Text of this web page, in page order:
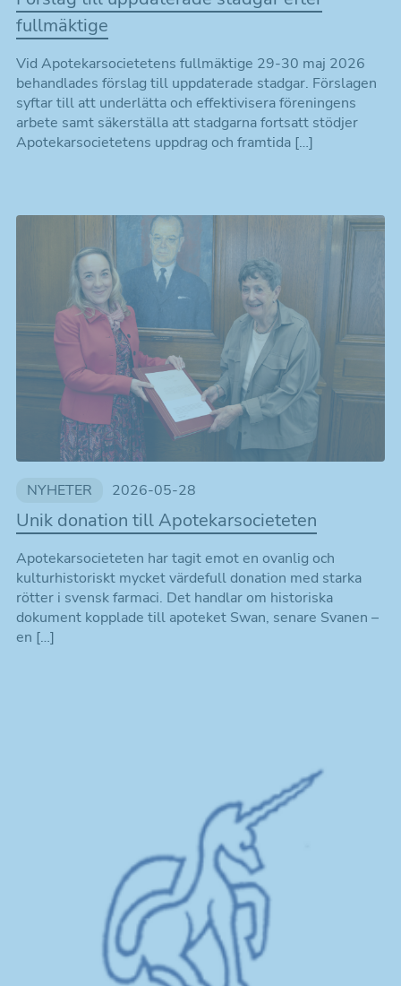
fullmäktige
Vid Apotekarsocietetens fullmäktige 29-30 maj 2026
behandlades förslag till uppdaterade stadgar. Förslagen
syftar till att underlätta och effektivisera föreningens
arbete samt säkerställa att stadgarna fortsatt stödjer
Apotekarsocietetens uppdrag och framtida […]
NYHETER 2026-05-28
Unik donation till Apotekarsocieteten
Apotekarsocieteten har tagit emot en ovanlig och
kulturhistoriskt mycket värdefull donation med starka
rötter i svensk farmaci. Det handlar om historiska
dokument kopplade till apoteket Swan, senare Svanen –
en […]